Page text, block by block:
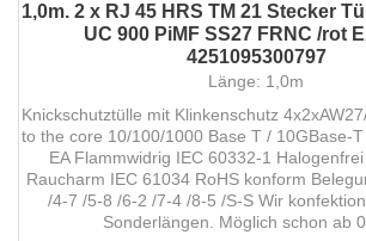
1,0m. 2 x RJ 45 HRS TM 21 Stecker
UC 900 PiMF SS27 FRNC /rot
4251095300797
Länge: 1,0m
Knickschutztülle mit Klinkenschutz
to the core 10/100/1000 Base T / 10GBase-
EA Flammwidrig IEC 60332-1
Raucharm IEC 61034 RoHS konform
/4-7 /5-8 /6-2 /7-4 /8-5 /S-S Wir
Sonderlängen. Möglich schon ab